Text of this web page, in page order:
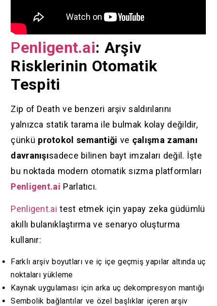
Penligent.ai: Arşiv
Risklerinin Otomatik
Tespiti
Zip of Death ve benzeri arşiv saldırılarını
yalnızca statik tarama ile bulmak kolay değildir,
çünkü protokol semantiği ve çalışma zamanı
davranışısadece bilinen bayt imzaları değil. İşte
bu noktada modern otomatik sızma platformları
Penligent.ai Parlatıcı.
Penligent.ai test etmek için yapay zeka güdümlü
akıllı bulanıklaştırma ve senaryo oluşturma
kullanır:
Farklı arşiv boyutları ve iç içe geçmiş yapılar altında uç
noktaları yükleme
Kaynak uygulaması için arka uç dekompresyon mantığı
Sembolik bağlantılar ve özel başlıklar içeren arşiv